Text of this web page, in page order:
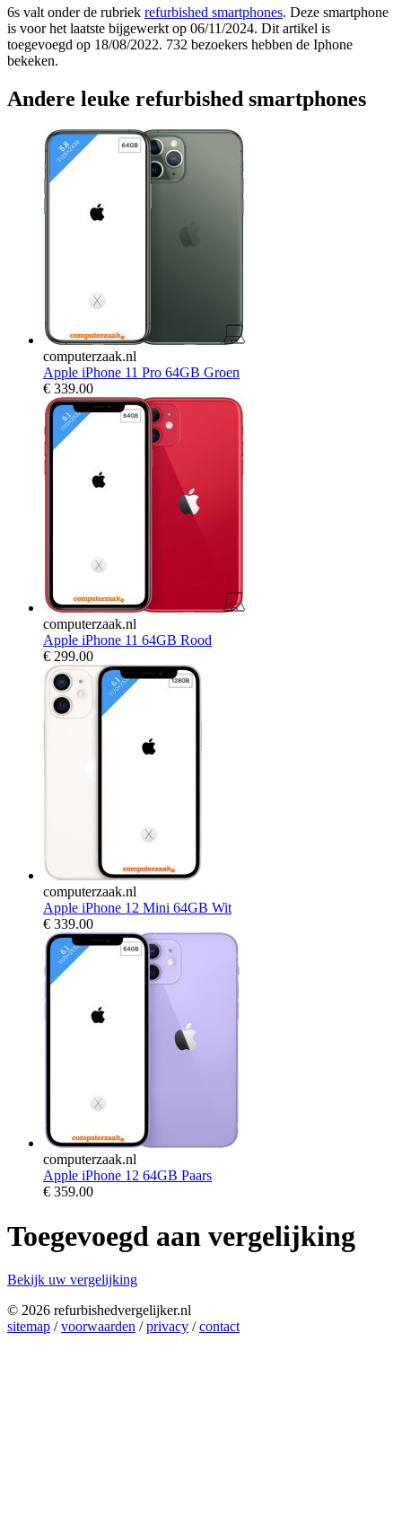
6s valt onder de rubriek refurbished smartphones. Deze smartphone
is voor het laatste bijgewerkt op 06/11/2024. Dit artikel is
toegevoegd op 18/08/2022. 732 bezoekers hebben de Iphone
bekeken.
Andere leuke refurbished smartphones
computerzaak.nl
Apple iPhone 11 Pro 64GB Groen
€ 339.00
computerzaak.nl
Apple iPhone 11 64GB Rood
€ 299.00
computerzaak.nl
Apple iPhone 12 Mini 64GB Wit
€ 339.00
computerzaak.nl
Apple iPhone 12 64GB Paars
€ 359.00
Toegevoegd aan vergelijking
Bekijk uw vergelijking
© 2026 refurbishedvergelijker.nl
sitemap /voorwaarden /privacy /contact